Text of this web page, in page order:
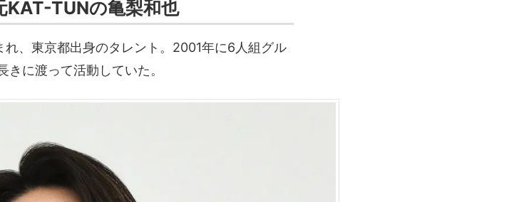
KAT-TUNの亀梨和也
、東京都出身のタレント。2001年に6人組グル
に渡って活動していた。